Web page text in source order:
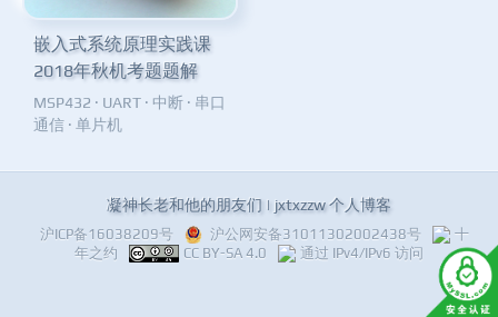
嵌入式系统原理实践课
2018年秋机考题题解
MSP432 · UART · 中断 · 串口
通信 · 单片机
凝神长老和他的朋友们 | jxtxzzw 个人博客
沪ICP备16038209号 沪公网安备31011302002438号
十
年之约
CC BY-SA 4.0 通过 IPv4/IPv6 访问